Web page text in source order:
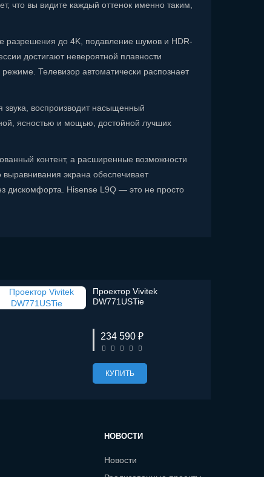
что вы видите каждый оттенок именно таким,
разрешения до 4K, подавление шумов и HDR-
достигают невероятной плавности
Телевизор автоматически распознает
воспроизводит насыщенный
ясностью и мощью, достойной лучших
контент, а расширенные возможности
экрана обеспечивает
дискомфорта. Hisense L9Q — это не просто
Проектор Vivitek
DW771USTie
234 590 ₽
КУПИТЬ
НОВОСТИ
Новости